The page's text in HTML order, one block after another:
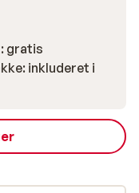
gratis
inkluderet i